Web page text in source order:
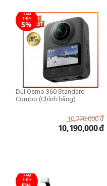
GIẢM
THÊM
5%
DJI Osmo 360 Standard
Combo (Chính hãng)
10,770,000 đ
10,190,000đ
GIẢM
THÊM